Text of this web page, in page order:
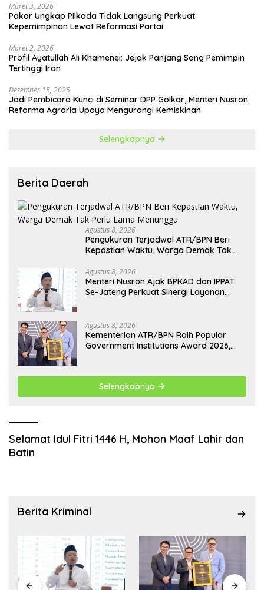
Maret 3, 2026
Pakar Ungkap Pilkada Tidak Langsung Perkuat
Kepemimpinan Lewat Reformasi Partai
Maret 2, 2026
Profil Ayatullah Ali Khamenei: Jejak Panjang Sang Pemimpin
Tertinggi Iran
Desember 15, 2025
Jadi Pembicara Kunci di Seminar DPP Golkar, Menteri Nusron:
Reforma Agraria Upaya Mengurangi Kemiskinan
Selengkapnya
Berita Daerah
Agustus 8, 2026
Pengukuran Terjadwal ATR/BPN Beri
Kepastian Waktu, Warga Demak Tak
Agustus 8, 2026
Menteri Nusron Ajak BPKAD dan IPPAT
Se-Jateng Perkuat Sinergi Layanan
Agustus 8, 2026
Kementerian ATR/BPN Raih Popular
Government Institutions Award 2026,
Selengkapnya
Selamat Idul Fitri 1446 H, Mohon Maaf Lahir dan
Batin
Berita Kriminal